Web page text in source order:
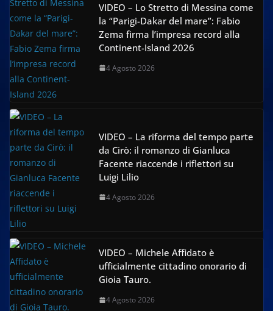
VIDEO – Lo Stretto di Messina come
la “Parigi-Dakar del mare”: Fabio
Zema firma l’impresa record alla
Continent-Island 2026
4 Agosto 2026
VIDEO – La riforma del tempo parte
da Cirò: il romanzo di Gianluca
Facente riaccende i riflettori su
Luigi Lilio
4 Agosto 2026
VIDEO – Michele Affidato è
ufficialmente cittadino onorario di
Gioia Tauro.
4 Agosto 2026